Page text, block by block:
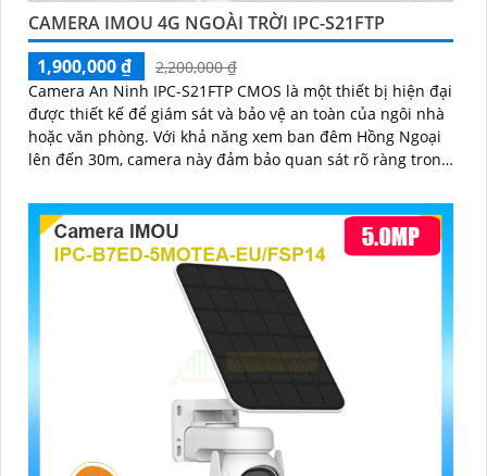
CAMERA IMOU 4G NGOÀI TRỜI IPC-S21FTP
1,900,000 ₫
2,200,000 ₫
Camera An Ninh IPC-S21FTP CMOS là một thiết bị hiện đại
được thiết kế để giám sát và bảo vệ an toàn của ngôi nhà
hoặc văn phòng. Với khả năng xem ban đêm Hồng Ngoại
lên đến 30m, camera này đảm bảo quan sát rõ ràng trong